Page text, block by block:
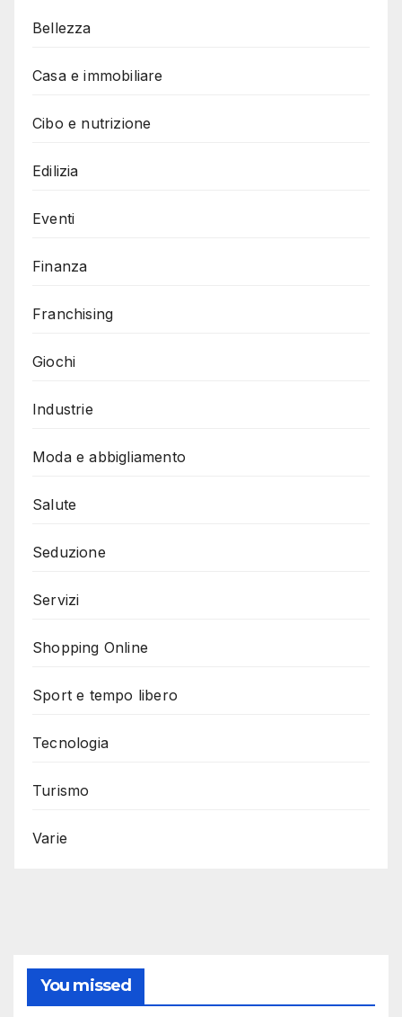
Bellezza
Casa e immobiliare
Cibo e nutrizione
Edilizia
Eventi
Finanza
Franchising
Giochi
Industrie
Moda e abbigliamento
Salute
Seduzione
Servizi
Shopping Online
Sport e tempo libero
Tecnologia
Turismo
Varie
You missed